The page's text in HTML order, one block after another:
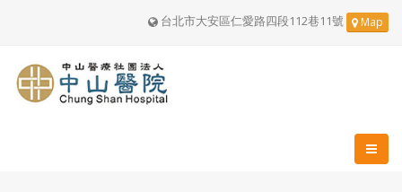
台北市大安區仁愛路四段112巷11號 Map